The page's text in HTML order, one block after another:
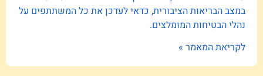
במצב הבריאות הציבורית, כדאי לעדכן את כל המשתתפים על
נהלי הבטיחות המומלצים.
לקריאת המאמר »